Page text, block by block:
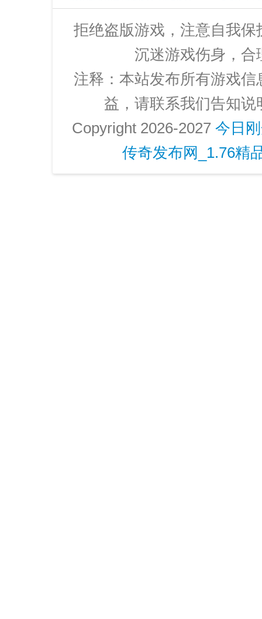
拒绝盗版游戏，注意自我
沉迷游戏伤身，合
注释：本站发布所有游戏
益，请联系我们告知
Copyright 2026-2027 今日
传奇发布网_1.76精